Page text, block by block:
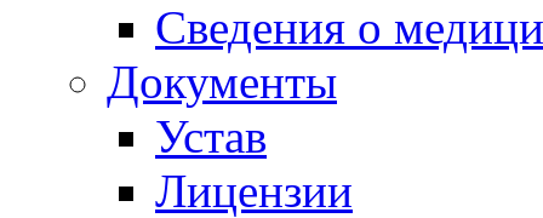
Сведения о
Документы
Устав
Лицензии